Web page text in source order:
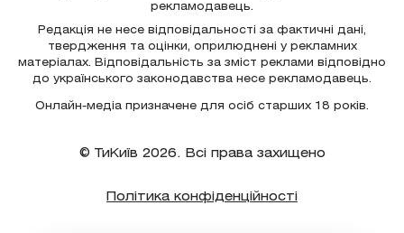
рекламодавець.
Редакція не несе відповідальності за фактичні дані,
твердження та оцінки, оприлюднені у рекламних
матеріалах. Відповідальність за зміст реклами відповідно
до українського законодавства несе рекламодавець.
Онлайн-медіа призначене для осіб старших 18 років.
© ТиКиїв 2026. Всі права захищено
Політика конфіденційності